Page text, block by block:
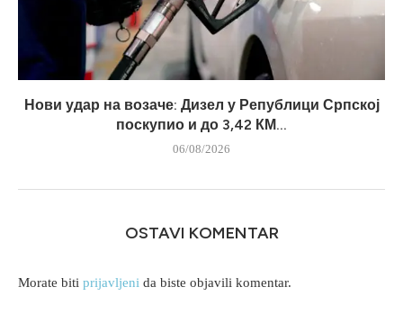
Нови удар на возаче: Дизел у Републици Српској
поскупио и до 3,42 КМ...
06/08/2026
OSTAVI KOMENTAR
Morate biti prijavljeni da biste objavili komentar.